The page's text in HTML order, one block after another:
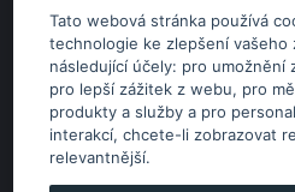
Tato webová stránka používá
technologie ke zlepšení vašeho
následující účely: pro umožnění
pro lepší zážitek z webu, pro
produkty a služby a pro
interakcí,chcete-li zobrazovat
relevantnější.
Kč €